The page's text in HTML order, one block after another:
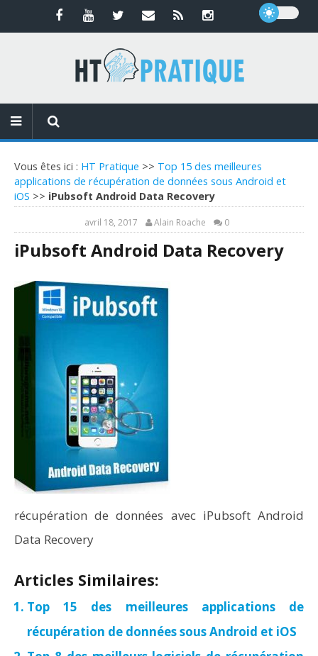
Vous êtes ici : HT Pratique >> Top 15 des meilleures
applications de récupération de données sous Android et
iOS >> iPubsoft Android Data Recovery
avril 18, 2017 Alain Roache 0
iPubsoft Android Data Recovery
récupération de données avec iPubsoft Android
Data Recovery
Articles Similaires:
Top 15 des meilleures applications de
récupération de données sous Android et iOS